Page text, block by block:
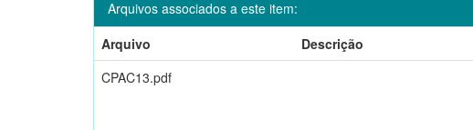
Arquivos associados a este item:
Arquivo
Descrição
CPAC13.pdf